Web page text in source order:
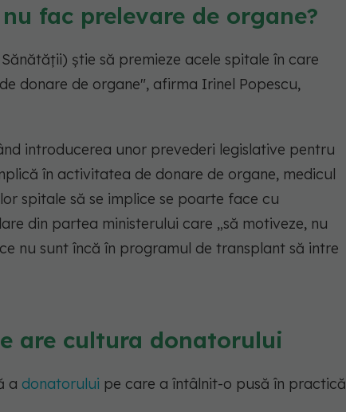
fac prelevare de organe?
știe să premieze acele spitale în care
donare de organe", afirma Irinel Popescu,
introducerea unor prevederi legislative pentru
în activitatea de donare de organe, medicul
spitale să se implice se poarte face cu
din partea ministerului care „să motiveze, nu
nu sunt încă în programul de transplant să intre
are cultura donatorului
a donatorului pe care a întâlnit-o pusă în practică